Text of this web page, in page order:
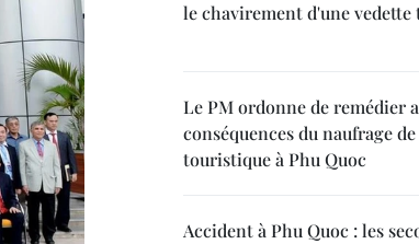
le chavirement d'une
Le PM ordonne de remédier
conséquences du naufrage
touristique à Phu Quoc
Accident à Phu Quoc : les